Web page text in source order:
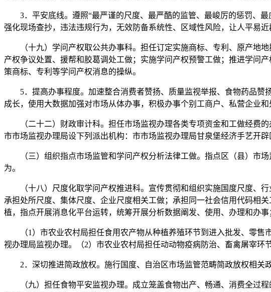
3．平安底线。遵照“最严谨的尺度、最严酷的监管、最峻厉的惩罚、最
强化现场查抄，违法违规行为，无效防备系统性、区域性风险，让人平易近
（十九）学问产权取公共办事科。担任订定实施商标、专利、原产地地
产权争议处置、援帮和胶葛调处工做；实施学问产权预警工做；推进学问
策商标、专利等学问产权消息的操纵。
5．提高办事程度。加速整合消费者赞扬、质量监视举报、食物药品赞
成长，使用大数据加强对市场从体办事，积极办事个别工商户、私营企业和
（二十二）财政审计科。担任市场监视办理各类专项资金和工做经费的
市市场监视办理局设下列派出机构：市市场监视办理局甘泉堡经济手艺开
（三）组织指点市场监管和学问产权分析法律工做。指点区（县）市场
为。
（十八）尺度化取学问产权推进科。宣传贯彻和组织实施国度尺度、行
承担处所尺度、集体尺度、企业尺度相关工做；承担同一社会信用代码相
植，指点开展消息化平台运转，统筹开展分析数据阐发、使用、办理和办
（1）市农业农村局担任食用农产物从种植养殖环节到进入批发、零售
视办理局监视办理。（2）市农业农村局担任动动物疫病防治、畜禽屠宰
2．深切推进简政放权。施行国度、自治区市场监管范畴简政放权相关
（九）担任食物平安监视办理。成立笼盖食物出产、畅通、消费全过程